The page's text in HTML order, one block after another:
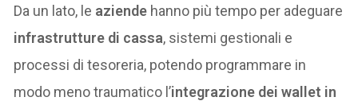
Da un lato, le aziende hanno più tempo per adeguare
infrastrutture di cassa, sistemi gestionali e
processi di tesoreria, potendo programmare in
modo meno traumatico l’integrazione dei wallet in